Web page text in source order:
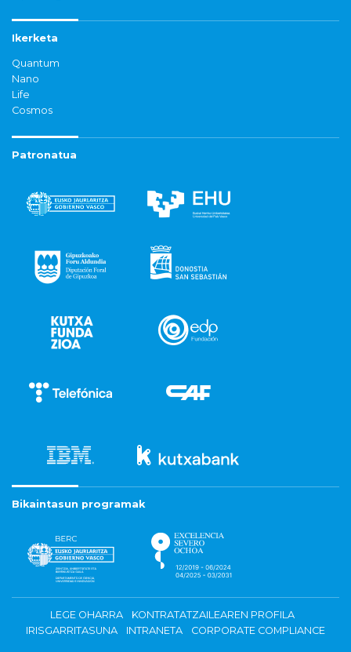
Ikerketa
Quantum
Nano
Life
Cosmos
Patronatua
Bikaintasun programak
LEGE OHARRA
KONTRATATZAILEAREN PROFILA
IRISGARRITASUNA
INTRANETA CORPORATE COMPLIANCE